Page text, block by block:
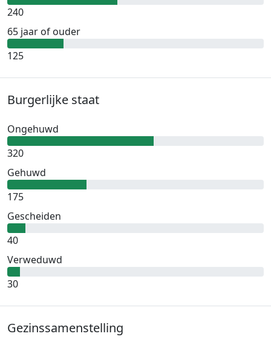
240
65 jaar of ouder
125
Burgerlijke staat
Ongehuwd
320
Gehuwd
175
Gescheiden
40
Verweduwd
30
Gezinssamenstelling